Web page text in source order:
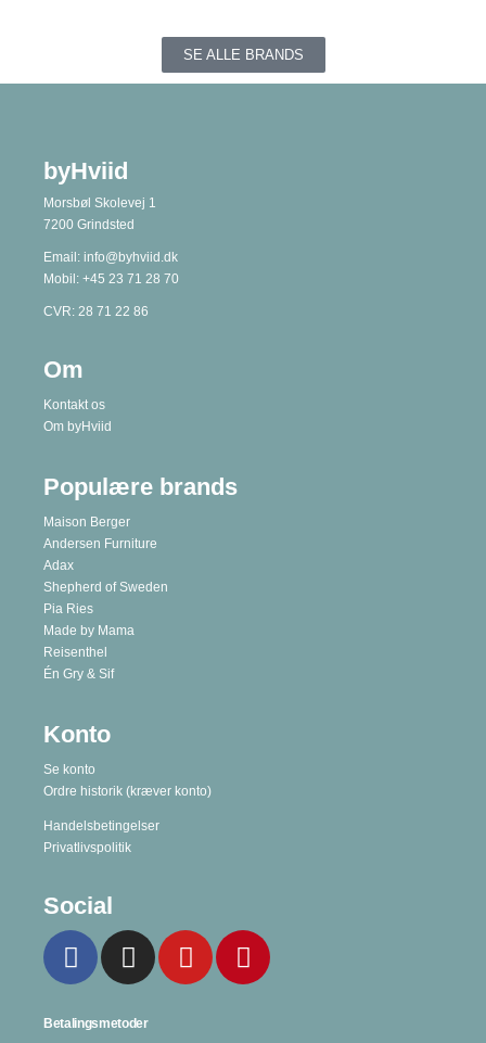
SE ALLE BRANDS
byHviid
Morsbøl Skolevej 1
7200 Grindsted
Email: info@byhviid.dk
Mobil: +45 23 71 28 70
CVR: 28 71 22 86
Om
Kontakt os
Om byHviid
Populære brands
Maison Berger
Andersen Furniture
Adax
Shepherd of Sweden
Pia Ries
Made by Mama
Reisenthel
Én Gry & Sif
Konto
Se konto
Ordre historik (kræver konto)
Handelsbetingelser
Privatlivspolitik
Social
Betalingsmetoder